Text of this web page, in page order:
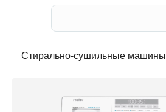
Стирально-сушильные машины